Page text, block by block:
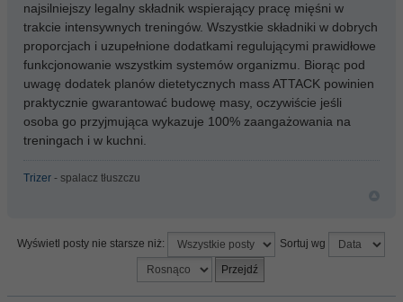
najsilniejszy legalny składnik wspierający pracę mięśni w
trakcie intensywnych treningów. Wszystkie składniki w dobrych
proporcjach i uzupełnione dodatkami regulującymi prawidłowe
funkcjonowanie wszystkim systemów organizmu. Biorąc pod
uwagę dodatek planów dietetycznych mass ATTACK powinien
praktycznie gwarantować budowę masy, oczywiście jeśli
osoba go przyjmująca wykazuje 100% zaangażowania na
treningach i w kuchni.
Trizer - spalacz tłuszczu
Wyświetl posty nie starsze niż: Sortuj wg